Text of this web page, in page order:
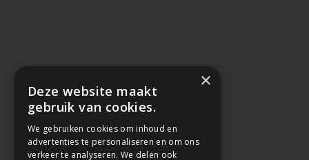
×
Deze website maakt
gebruik van cookies.
We gebruiken cookies om inhoud en
advertenties te personaliseren en om ons
verkeer te analyseren. We delen ook